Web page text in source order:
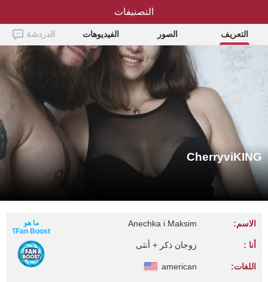
CherryviKING
التعريف الصور الفيديوهات الدردشة
CherryviKING
الاسم: Anechka i Maksim
أنا : زوجان ذكر + أنثى
اللغات: american
ما هو
Fan Boost؟
التصنيفات